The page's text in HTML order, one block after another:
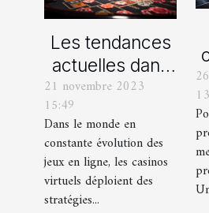
Les tendances
actuelles dans
les offres
promotionnelles
des casinos en
ligne
21 novembre 2023
15:49
Dans le monde en
constante évolution des
jeux en ligne, les casinos
virtuels déploient des
stratégies...